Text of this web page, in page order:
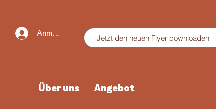
Anmelden Jetzt den neuen Flyer downloaden
Über uns Angebot